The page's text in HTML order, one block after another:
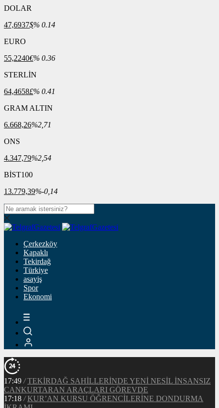
DOLAR
47,6937$% 0.14
EURO
55,2240€% 0.36
STERLİN
64,4658£% 0.41
GRAM ALTIN
6.668,26%2,71
ONS
4.347,79%2,54
BİST100
13.779,39%-0,14
Çerkezköy
Kapaklı
Tekirdağ
Türkiye
asayiş
Spor
Ekonomi
17:49 / TEKİRDAĞ SAHİLLERİNDE YENİ NESİL İNSANSIZ
CANKURTARAN ARAÇLARI GÖREVDE
17:18 / KUR’AN KURSU ÖĞRENCİLERİNE DONDURMA